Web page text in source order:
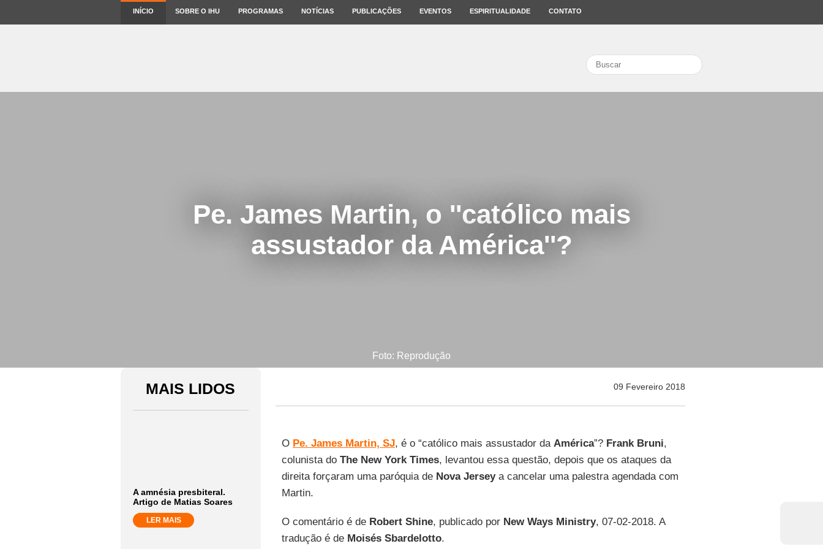
INÍCIO SOBRE O IHU PROGRAMAS NOTÍCIAS PUBLICAÇÕES EVENTOS ESPIRITUALIDADE CONTATO
search
Pe. James Martin, o ''católico mais
assustador da América''?
Foto: Reprodução
MAIS LIDOS
A amnésia presbiteral.
Artigo de Matias Soares
LER MAIS
09 Fevereiro 2018
O Pe. James Martin, SJ, é o “católico mais assustador da América”? Frank Bruni,
colunista do The New York Times, levantou essa questão, depois que os ataques da
direita forçaram uma paróquia de Nova Jerseya cancelar uma palestra agendada com
Martin.
O comentário é de Robert Shine, publicado por New Ways Ministry, 07-02-2018. A
tradução é de Moisés Sbardelotto.